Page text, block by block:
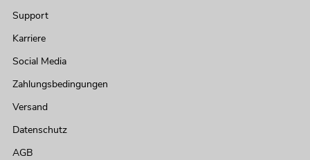
Support
Karriere
Social Media
Zahlungsbedingungen
Versand
Datenschutz
AGB